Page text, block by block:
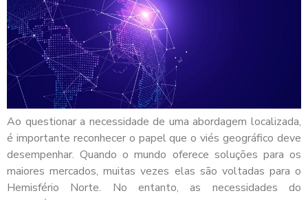
Ao questionar a necessidade de uma abordagem localizada,
é importante reconhecer o papel que o viés geográfico deve
desempenhar. Quando o mundo oferece soluções para os
maiores mercados, muitas vezes elas são voltadas para o
Hemisfério Norte. No entanto, as necessidades do